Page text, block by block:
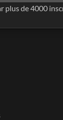
plus de 4000